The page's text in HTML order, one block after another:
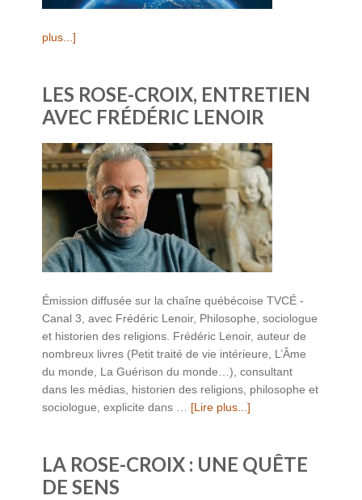
plus...]
LES ROSE-CROIX, ENTRETIEN
AVEC FRÉDÉRIC LENOIR
Émission diffusée sur la chaîne québécoise TVCÉ -
Canal 3, avec Frédéric Lenoir, Philosophe, sociologue
et historien des religions. Frédéric Lenoir, auteur de
nombreux livres (Petit traité de vie intérieure, L’Âme
du monde, La Guérison du monde…), consultant
dans les médias, historien des religions, philosophe et
sociologue, explicite dans … [Lire plus...]
LA ROSE-CROIX : UNE QUÊTE
DE SENS